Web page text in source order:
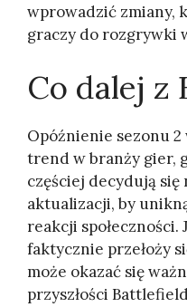
wprowadzić zmiany,
graczy do rozgrywki
Co dalej z
Opóźnienie sezonu
trend w branży gier,
częściej decydują
aktualizacji, by
reakcji społeczności.
faktycznie przełoży
może okazać się
przyszłości